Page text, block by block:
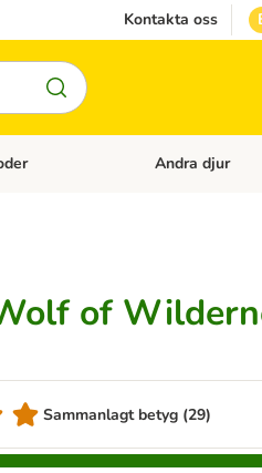
Kontakta oss
menu: Kattillbehör Open category
Andra djur
of
Sammanlagt betyg (29)